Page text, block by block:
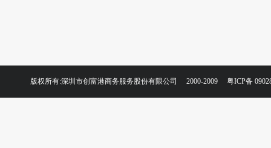
版权所有:深圳市创富港商务服务股份有限公司 2000-2009 粤ICP备